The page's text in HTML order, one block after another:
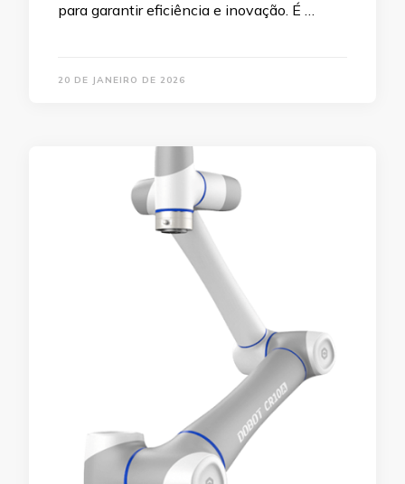
para garantir eficiência e inovação. É …
20 DE JANEIRO DE 2026